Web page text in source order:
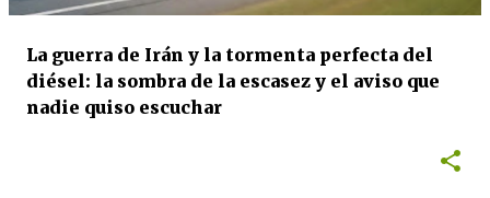
La guerra de Irán y la tormenta perfecta del
diésel: la sombra de la escasez y el aviso que
nadie quiso escuchar